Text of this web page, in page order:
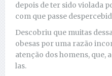
depois de ter sido violada
com que passe
Descobriu que muitas
obesas por uma razão
atenção dos homens, que,
las.